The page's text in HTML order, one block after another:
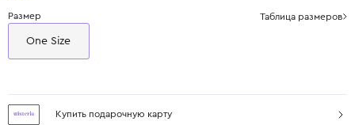
Размер Таблица размеров
One Size
Купить подарочную карту